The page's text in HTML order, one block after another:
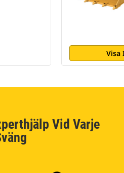
Visa
Vid Varje